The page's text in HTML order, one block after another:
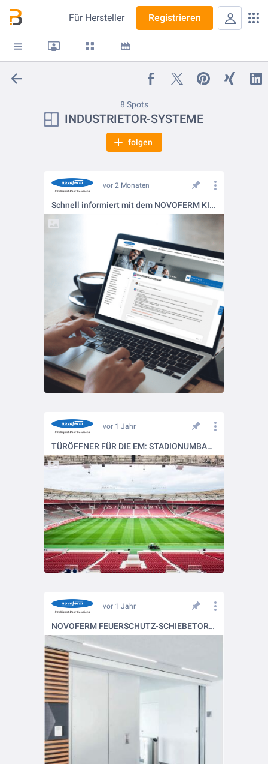
Für Hersteller Registrieren
8 Spots
INDUSTRIETOR-SYSTEME
folgen
vor 2 Monaten
Schnell informiert mit dem NOVOFERM KI-ASSISTENTEN
vor 1 Jahr
TÜRÖFFNER FÜR DIE EM: STADIONUMBAU IM LAUFENDEN SPIELBETRIEB
vor 1 Jahr
NOVOFERM FEUERSCHUTZ-SCHIEBETORE NOVOSLIDE INDUSTRY